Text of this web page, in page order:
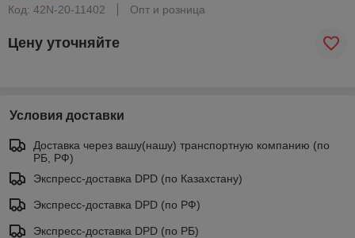
Код: 42N-20-11402
Опт и розница
Цену уточняйте
Условия доставки
Доставка через вашу(нашу) транспортную компанию (по
РБ, РФ)
Экспресс-доставка DPD (по Казахстану)
Экспресс-доставка DPD (по РФ)
Экспресс-доставка DPD (по РБ)